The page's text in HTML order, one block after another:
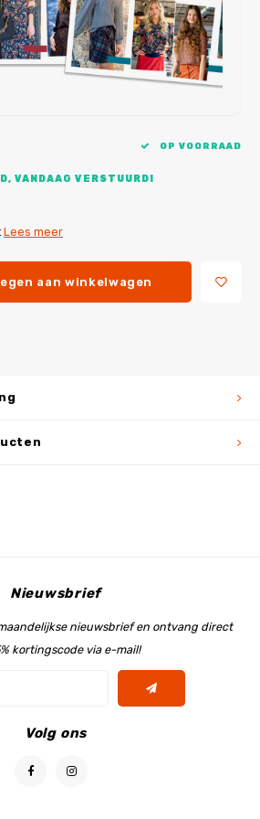
OP VOORRAAD
VANDAAG VERSTUURD!
Lees meer
aan winkelwagen
Nieuwsbrief
nieuwsbrief en ontvang direct
kortingscode via e-mail!
Volg ons